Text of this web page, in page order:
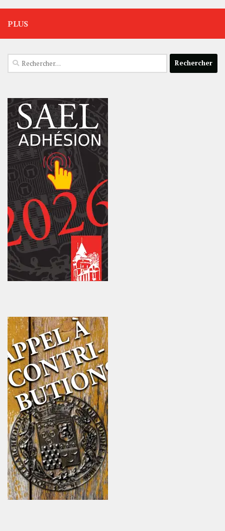
PLUS
Rechercher :